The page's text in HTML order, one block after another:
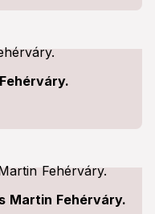
Martin Fehérváry.